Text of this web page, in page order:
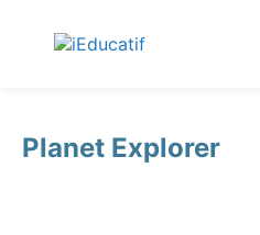
Planet Explorer